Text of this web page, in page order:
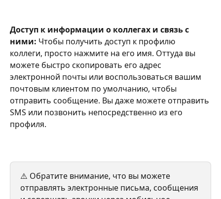
Доступ к информации о коллегах и связь с
ними: Чтобы получить доступ к профилю
коллеги, просто нажмите на его имя. Оттуда вы
можете быстро скопировать его адрес
электронной почты или воспользоваться вашим
почтовым клиентом по умолчанию, чтобы
отправить сообщение. Вы даже можете отправить
SMS или позвонить непосредственно из его
профиля.
⚠️ Обратите внимание, что вы можете
отправлять электронные письма, сообщения